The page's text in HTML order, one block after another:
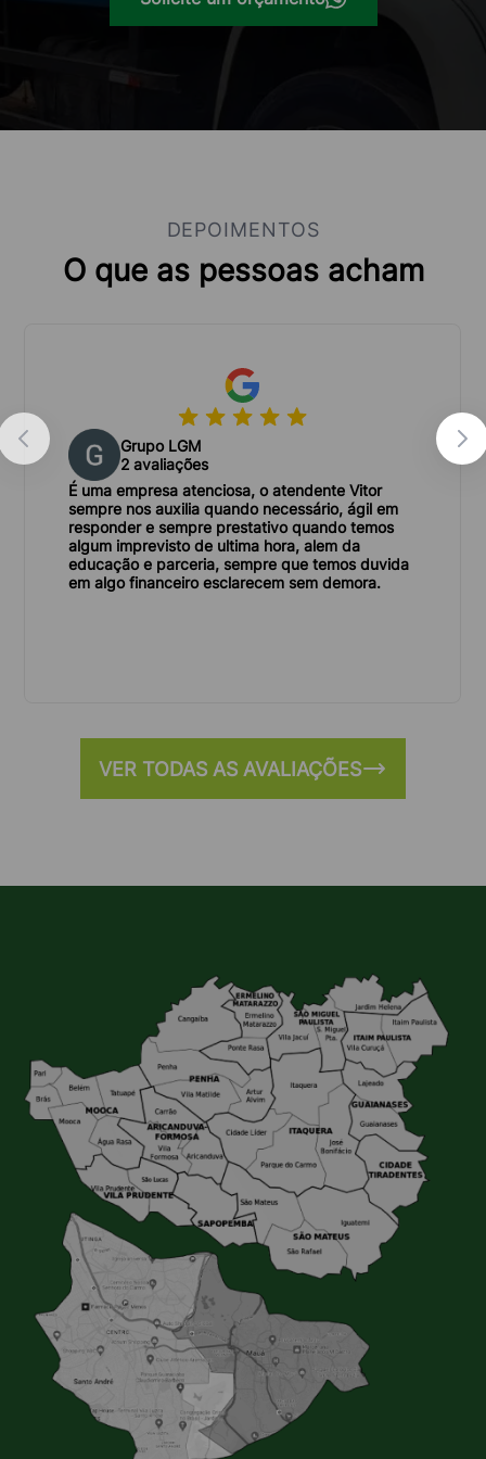
da caçamba ideal, esclarecer dúvidas e oferecer
Preços competitivos: Oferecemos orçamentos
transparentes e competitivos, com condições de
pagamento flexíveis para atender às suas
empresa licenciada e comprometida com o
descarte correto dos entulhos em aterros
autorizados, garantindo a preservação do meio
ambiente.
Agilidade e praticidade:Com a Lock Caçambas,
você não precisa se preocupar com o transporte e
Existem diversos tipos de caçambas disponíveis
para alugar na Zona Leste, cada uma com
concreto, madeiras, telhas, entre outros.
Caçamba de recicláveis:Específica para o
descarte de materiais recicláveis, como papel,
plástico, vidro e metal.
Caçamba verde: Destinada ao descarte de podas
de árvores e outros resíduos verdes.
Tamanho das caçambas
As caçambas da Lock Caçambas na Zona Leste são
oferecidas em diversos tamanhos, para atender às
diferentes demandas de descarte.
3m³: Ideal para pequenas reformas.
5m³:Tamanho padrão, adequado para reformas
de médio porte e descartes de podas de árvores.
DEPOIMENTOS
O que as pessoas acham
Grupo LGM
2 avaliações
É uma empresa atenciosa, o atendente Vitor
sempre nos auxilia quando necessário, ágil em
responder e sempre prestativo quando temos
algum imprevisto de ultima hora, alem da
educação e parceria, sempre que temos duvida
em algo financeiro esclarecem sem demora.
VER TODAS AS AVALIAÇÕES